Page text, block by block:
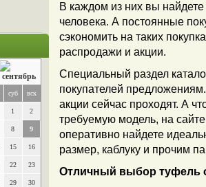
суб вск
1 2
8 9
15 16
22 23
29 30
В каждом из них вы найдете
человека. А постоянные
сэкономить на таких
распродажи и акции.
Специальный раздел
покупателей
акции сейчас проходят. А
требуемую модель, на
оперативно найдете
размер, каблуку и прочим
Отличный выбор туфель